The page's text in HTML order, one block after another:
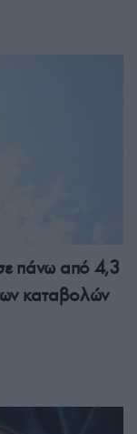
πάνω από 4,3
καταβολών